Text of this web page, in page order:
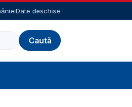
Date deschise